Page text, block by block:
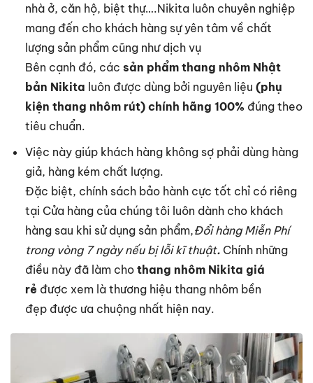
nhà ở, căn hộ, biệt thự….Nikita luôn chuyên nghiệp
mang đến cho khách hàng sự yên tâm về chất
lượng sản phẩm cũng như dịch vụ
Bên cạnh đó, các sản phẩm thang nhôm Nhật
bản Nikita luôn được dùng bởi nguyên liệu (phụ
kiện thang nhôm rút) chính hãng 100% đúng theo
tiêu chuẩn.
Việc này giúp khách hàng không sợ phải dùng hàng
giả, hàng kém chất lượng.
Đặc biệt, chính sách bảo hành cực tốt chỉ có riêng
tại Cửa hàng của chúng tôi luôn dành cho khách
hàng sau khi sử dụng sản phẩm,Đổi hàng Miễn Phí
trong vòng 7 ngày nếu bị lỗi kĩ thuật.Chính những
điều này đã làm cho thang nhôm Nikita giá
rẻ được xem là thương hiệu thang nhôm bền
đẹp được ưa chuộng nhất hiện nay.